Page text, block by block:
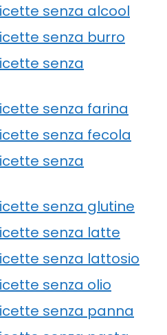
senza alcool
senza burro
senza
senza farina
senza fecola
senza
senza glutine
senza latte
senza lattosio
senza olio
senza panna